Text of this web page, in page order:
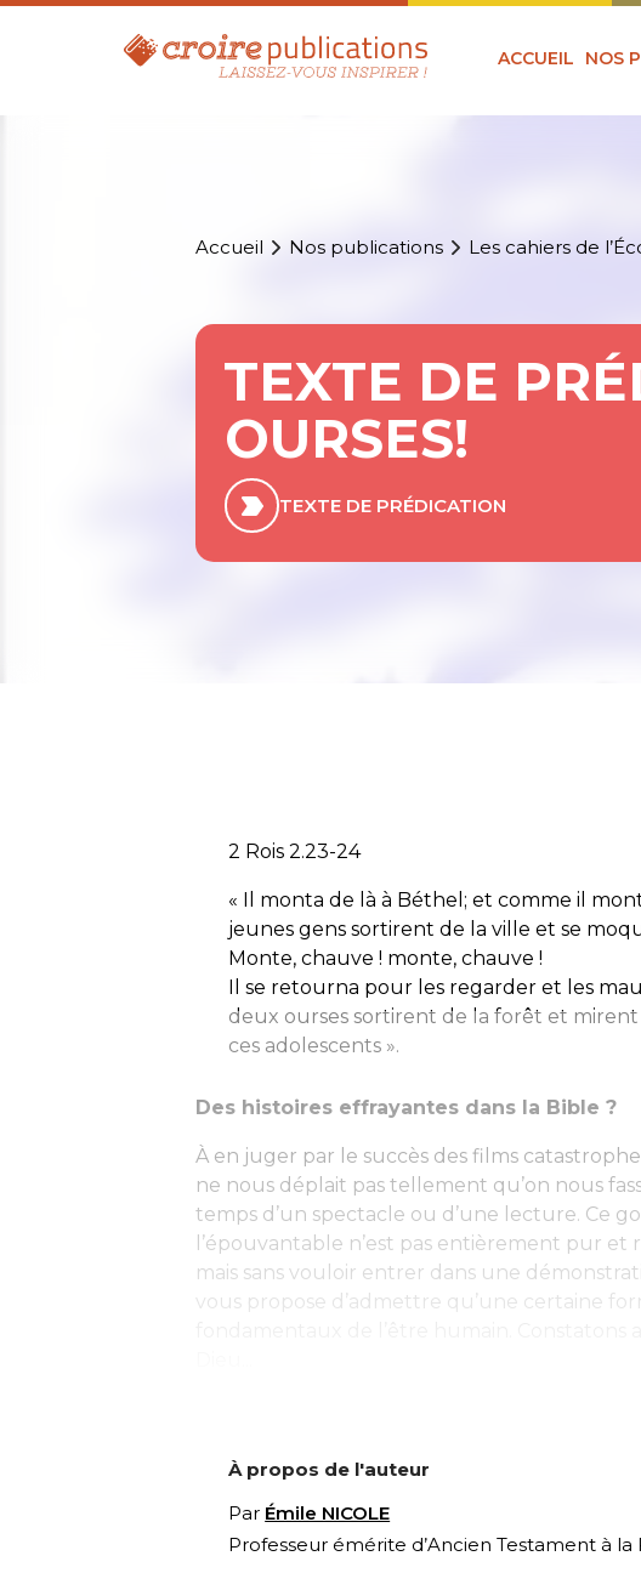
ACCUEIL NOS
Accueil Nos publications Les cahiers de
TEXTE DE
OURSES!
TEXTE DE PRÉDICATION
2 Rois 2.23-24
« Il monta de là à Béthel; et comme il
jeunes gens sortirent de la ville et se
Monte, chauve ! monte, chauve !
Il se retourna pour les regarder et les
deux ourses sortirent de la forêt et
ces adolescents ».
Des histoires effrayantes dans la Bible ?
À en juger par le succès des films
ne nous déplait pas tellement qu’on nous
temps d’un spectacle ou d’une lecture. Ce
l’épouvantable n’est pas entièrement pur
mais sans vouloir entrer dans une
vous propose d’admettre qu’une certaine
À propos de l'auteur
Par Émile NICOLE
Professeur émérite d’Ancien Testament à la